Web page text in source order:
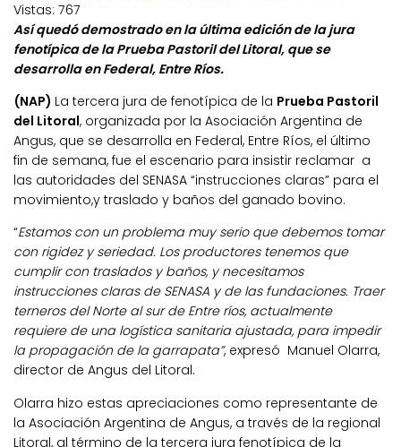
Vistas: 767
Así quedó demostrado en la última edición de la jura
fenotípica de la Prueba Pastoril del Litoral, que se
desarrolla en Federal, Entre Ríos.
(NAP) La tercera jura de fenotípica de la Prueba Pastoril
del Litoral, organizada por la Asociación Argentina de
Angus, que se desarrolla en Federal, Entre Ríos, el último
fin de semana, fue el escenario para insistir reclamar a
las autoridades del SENASA “instrucciones claras” para el
movimiento,y traslado y baños del ganado bovino.
“Estamos con un problema muy serio que debemos tomar
con rigidez y seriedad. Los productores tenemos que
cumplir con traslados y baños, y necesitamos
instrucciones claras de SENASA y de las fundaciones. Traer
terneros del Norte al sur de Entre ríos, actualmente
requiere de una logística sanitaria ajustada, para impedir
la propagación de la garrapata”, expresó Manuel Olarra,
director de Angus del Litoral.
Olarra hizo estas apreciaciones como representante de
la Asociación Argentina de Angus, a través de la regional
Litoral, al término de la tercera jura fenotípica de la